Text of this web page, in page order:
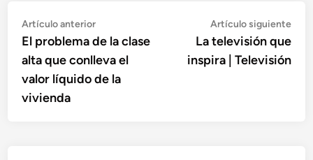
Navegación
de
entradas
Artículo anteriorArtículo
anterior:
El problema de la clase
alta que conlleva el
valor líquido de la
vivienda
Artículo siguiente
La televisión que
inspira | Televisión